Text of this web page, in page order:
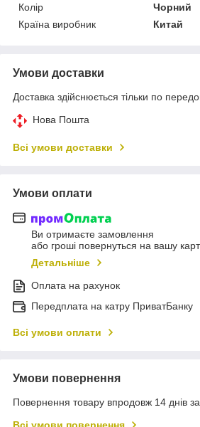
Колір
Чорний
Країна виробник
Китай
Умови доставки
Доставка здійснюється тільки по
Нова Пошта
Всі умови доставки
Умови оплати
Ви отримаєте замовлення
або гроші повернуться на вашу
Детальніше
Оплата на рахунок
Передплата на катру ПриватБанку
Всі умови оплати
Умови повернення
Повернення товару впродовж 14 днів